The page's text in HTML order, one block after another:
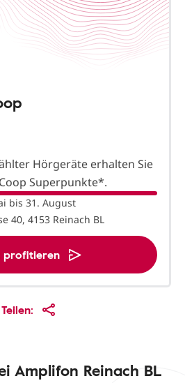
Hörgeräte erhalten Sie
Superpunkte*.
bis 31. August
40, 4153 Reinach BL
profitieren
Teilen:
Amplifon Reinach BL